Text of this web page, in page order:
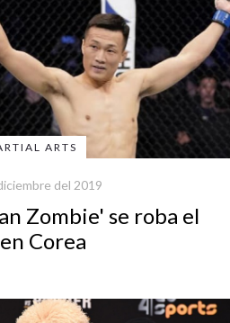
ARTS
del 2019
Zombie' se roba el
Corea